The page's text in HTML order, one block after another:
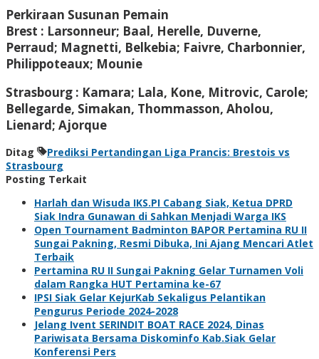
Perkiraan Susunan Pemain
Brest : Larsonneur; Baal, Herelle, Duverne,
Perraud; Magnetti, Belkebia; Faivre, Charbonnier,
Philippoteaux; Mounie
Strasbourg : Kamara; Lala, Kone, Mitrovic, Carole;
Bellegarde, Simakan, Thommasson, Aholou,
Lienard; Ajorque
Ditag
Prediksi Pertandingan Liga Prancis: Brestois vs
Strasbourg
Posting Terkait
Harlah dan Wisuda IKS.PI Cabang Siak, Ketua DPRD
Siak Indra Gunawan di Sahkan Menjadi Warga IKS
Open Tournament Badminton BAPOR Pertamina RU II
Sungai Pakning, Resmi Dibuka, Ini Ajang Mencari Atlet
Terbaik
Pertamina RU II Sungai Pakning Gelar Turnamen Voli
dalam Rangka HUT Pertamina ke-67
IPSI Siak Gelar KejurKab Sekaligus Pelantikan
Pengurus Periode 2024-2028
Jelang Ivent SERINDIT BOAT RACE 2024, Dinas
Pariwisata Bersama Diskominfo Kab.Siak Gelar
Konferensi Pers